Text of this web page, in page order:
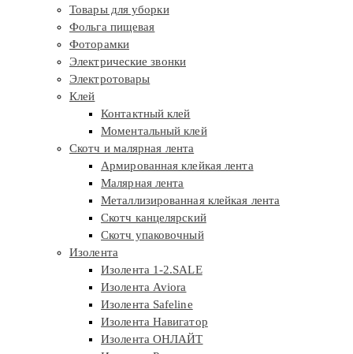
Товары для уборки
Фольга пищевая
Фоторамки
Электрические звонки
Электротовары
Клей
Контактный клей
Моментальный клей
Скотч и малярная лента
Армированная клейкая лента
Малярная лента
Металлизированная клейкая лента
Скотч канцелярский
Скотч упаковочный
Изолента
Изолента 1-2.SALE
Изолента Aviora
Изолента Safeline
Изолента Навигатор
Изолента ОНЛАЙТ